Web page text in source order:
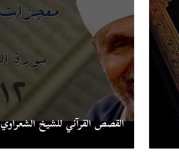
القصص القرآني للشيخ الشعراوي